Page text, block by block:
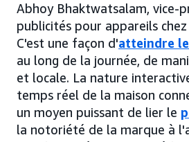
Abhoy Bhaktwatsalam, vice-
publicités pour appareils
C'est une façon d'atteindre
au long de la journée, de
et locale. La nature
temps réel de la maison
un moyen puissant de lier le
la notoriété de la marque à